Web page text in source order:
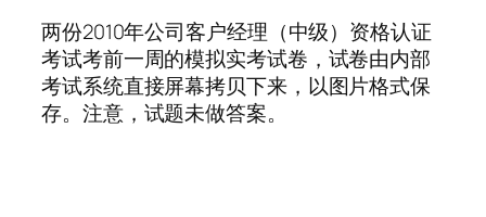
两份2010年公司客户经理（中级）资格认证
考试考前一周的模拟实考试卷，试卷由内部
考试系统直接屏幕拷贝下来，以图片格式保
存。注意，试题未做答案。